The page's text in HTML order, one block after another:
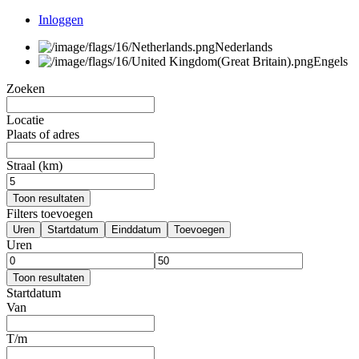
Inloggen
Nederlands
Engels
Zoeken
Locatie
Plaats of adres
Straal (km)
Toon resultaten
Filters toevoegen
Uren Startdatum Einddatum Toevoegen
Uren
Toon resultaten
Startdatum
Van
T/m